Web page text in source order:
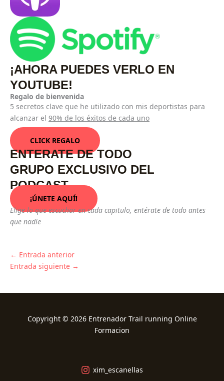
¡AHORA PUEDES VERLO EN
YOUTUBE!
Regalo de bienvenida
5 secretos clave que he utilizado con mis deportistas para
alcanzar el 90% de los éxitos de cada uno
CLICK REGALO
ENTERATE DE TODO
GRUPO EXCLUSIVO DEL
PODCAST
¡ÚNETE AQUÍ!
Elige lo que escuchar en cada capitulo, entérate de todo antes
que nadie
← Entrada anterior
Entrada siguiente →
Copyright © 2026 Entrenador Trail running Online
Formacion
xim_escanellas